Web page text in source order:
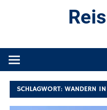
Produkttests und
SCHLAGWORT:WANDERN